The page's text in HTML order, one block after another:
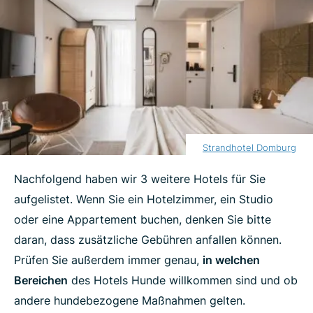
Strandhotel Domburg
Nachfolgend haben wir 3 weitere Hotels für Sie
aufgelistet. Wenn Sie ein Hotelzimmer, ein Studio
oder eine Appartement buchen, denken Sie bitte
daran, dass zusätzliche Gebühren anfallen können.
Prüfen Sie außerdem immer genau, in welchen
Bereichen des Hotels Hunde willkommen sind und ob
andere hundebezogene Maßnahmen gelten.